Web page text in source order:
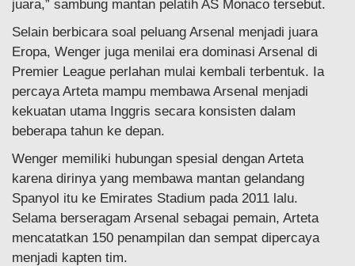
juara,” sambung mantan pelatih AS Monaco tersebut.
Selain berbicara soal peluang Arsenal menjadi juara
Eropa, Wenger juga menilai era dominasi Arsenal di
Premier League perlahan mulai kembali terbentuk. Ia
percaya Arteta mampu membawa Arsenal menjadi
kekuatan utama Inggris secara konsisten dalam
beberapa tahun ke depan.
Wenger memiliki hubungan spesial dengan Arteta
karena dirinya yang membawa mantan gelandang
Spanyol itu ke Emirates Stadium pada 2011 lalu.
Selama berseragam Arsenal sebagai pemain, Arteta
mencatatkan 150 penampilan dan sempat dipercaya
menjadi kapten tim.